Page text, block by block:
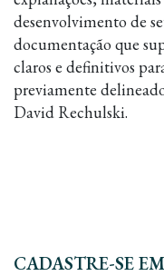
desenvolvimento de
documentação que
claros e definitivos
previamente
David Rechulski.
CADASTRE-SE